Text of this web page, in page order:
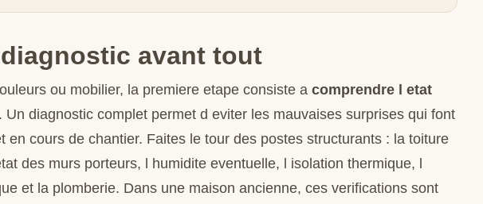
avant tout
ou mobilier, la premiere etape consiste a comprendre l etat
. Un diagnostic complet permet d eviter les mauvaises surprises qui font
en cours de chantier. Faites le tour des postes structurants : la toiture
des murs porteurs, l humidite eventuelle, l isolation thermique, l
et la plomberie. Dans une maison ancienne, ces verifications sont